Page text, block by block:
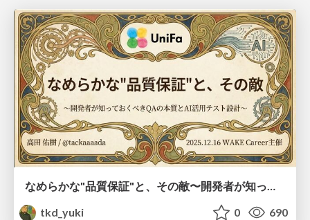
なめらかな"品質保証"と、その敵〜開発者が知っておくべきQAの本質とAI活用テスト設計〜
tkd_yuki
0 690